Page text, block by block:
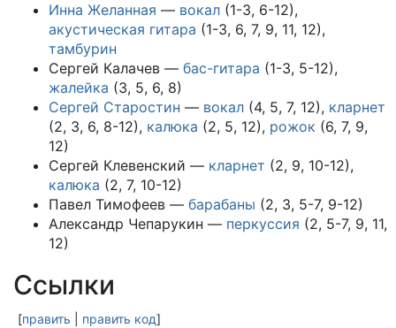
Инна Желанная — вокал (1-3, 6-12),
акустическая гитара (1-3, 6, 7, 9, 11, 12),
тамбурин
Сергей Калачев — бас-гитара (1-3, 5-12),
жалейка (3, 5, 6, 8)
Сергей Старостин — вокал (4, 5, 7, 12), кларнет
(2, 3, 6, 8-12), калюка (2, 5, 12), рожок (6, 7, 9,
12)
Сергей Клевенский — кларнет (2, 9, 10-12),
калюка (2, 7, 10-12)
Павел Тимофеев — барабаны (2, 3, 5-7, 9-12)
Александр Чепарукин — перкуссия (2, 5-7, 9, 11,
12)
Ссылки
[править править код]